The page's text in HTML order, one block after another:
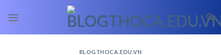
BLOGTHOCA.EDU.VN